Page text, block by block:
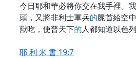
今日耶和華必將你交在我手裡。
頭，又將非利士軍兵的屍首給空中
獸吃，使普天下的人都知道以色
耶 利 米 書 19:7